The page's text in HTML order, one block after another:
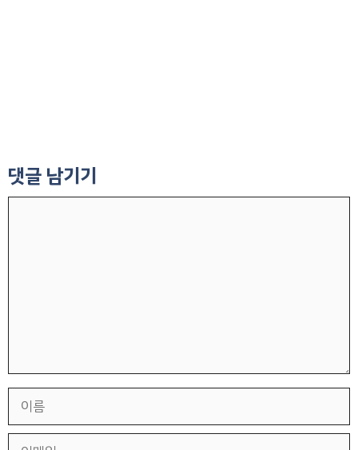
댓글 남기기